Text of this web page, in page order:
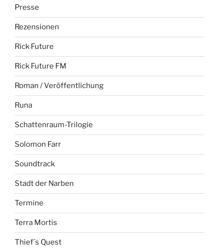
Presse
Rezensionen
Rick Future
Rick Future FM
Roman / Veröffentlichung
Runa
Schattenraum-Trilogie
Solomon Farr
Soundtrack
Stadt der Narben
Termine
Terra Mortis
Thief´s Quest